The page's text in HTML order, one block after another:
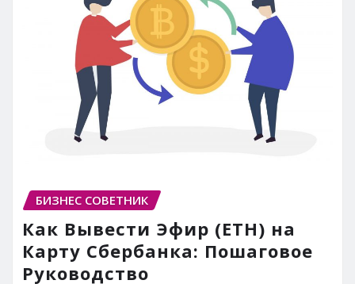
БИЗНЕС СОВЕТНИК
Как Вывести Эфир (ETH) на
Карту Сбербанка: Пошаговое
Руководство